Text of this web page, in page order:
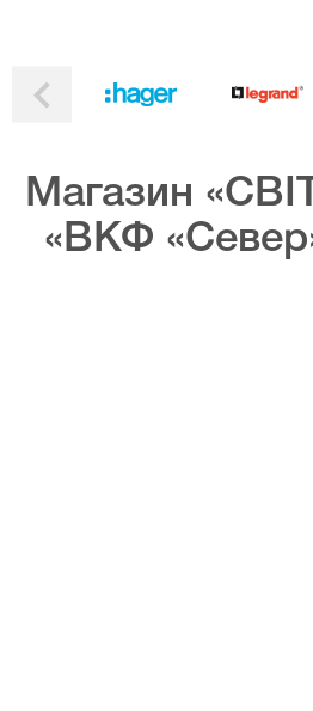
Магазин
«ВКФ